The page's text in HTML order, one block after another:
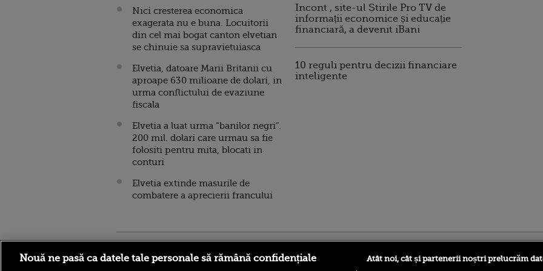
Nici cresterea economica
exagerata nu e buna. Locuitorii
din cel mai bogat canton elvetian
se chinuie sa supravietuiasca
Elvetia, datoare Marii Britanii cu
aproape 630 milioane de dolari, in
urma conflictului de evaziune
fiscala
Elvetia a luat urma “banilor negri”.
200 mil. dolari care urmau sa fie
folositi pentru mita, blocati in
conturi
Elvetia extinde masurile de
combatere a aprecierii francului
Incont , site-ul Știrile Pro TV de
informații economice și educație
financiară, a devenit iBani
10 reguli pentru decizii financiare
inteligente
Nouă ne pasă ca datele tale personale să rămână confidențiale Atât noi, cât și partenerii noștri prelucrăm